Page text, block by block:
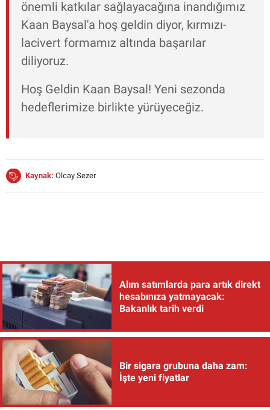
önemli katkılar sağlayacağına inandığımız
Kaan Baysal'a hoş geldin diyor, kırmızı-
lacivert formamız altında başarılar
diliyoruz.
Hoş Geldin Kaan Baysal! Yeni sezonda
hedeflerimize birlikte yürüyeceğiz.
Kaynak: Olcay Sezer
Alım satımlarda para artık direkt
hesabınıza yatmayacak:
Bakanlık tarih verdi
Bir sigara grubuna daha zam:
İşte yeni fiyatlar